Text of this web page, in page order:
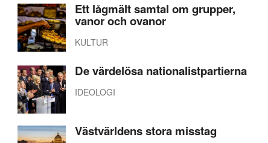
Ett lågmält samtal om grupper,
vanor och ovanor
KULTUR
De värdelösa nationalistpartierna
IDEOLOGI
Västvärldens stora misstag